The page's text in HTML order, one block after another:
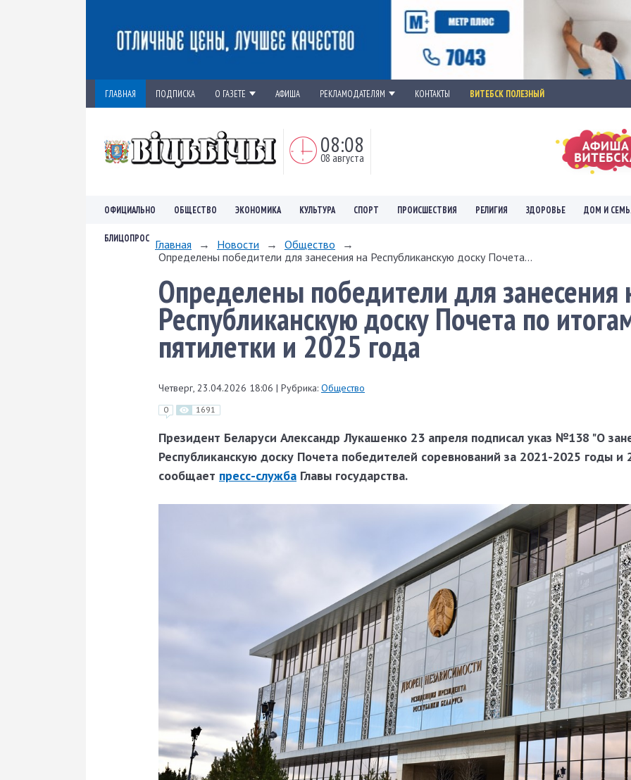
ГЛАВНАЯ ПОДПИСКА О ГАЗЕТЕ АФИША РЕКЛАМОДАТЕЛЯМ КОНТАКТЫ ВИТЕБСК ПОЛЕЗНЫЙ
08:08
08 августа
ОФИЦИАЛЬНО ОБЩЕСТВО ЭКОНОМИКА КУЛЬТУРА СПОРТ ПРОИСШЕСТВИЯ РЕЛИГИЯ ЗДОРОВЬЕ ДОМ И
БЛИЦОПРОС Главная → Новости → Общество
→
Определены победители для занесения на Республиканскую доску Почета...
Определены победители для занесения
Республиканскую доску Почета по
пятилетки и 2025 года
Четверг, 23.04.2026 18:06 | Рубрика: Общество
0 1691
Президент Беларуси Александр Лукашенко 23 апреля подписал указ №138 "О
Республиканскую доску Почета победителей соревнований за 2021-2025 годы и
сообщает пресс-служба Главы государства.